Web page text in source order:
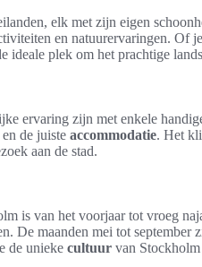
elk met zijn eigen
en natuurervaringen. Of
ideale plek om het prachtige
ervaring zijn met enkele
de juiste accommodatie. Het
aan de stad.
is van het voorjaar tot vroeg
De maanden mei tot september
de unieke cultuur van